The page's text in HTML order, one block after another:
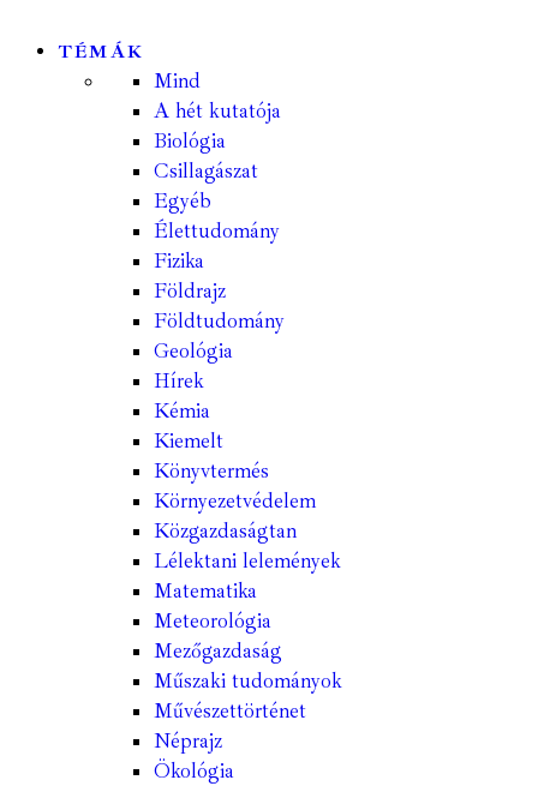
TÉMÁK
Mind
A hét kutatója
Biológia
Csillagászat
Egyéb
Élettudomány
Fizika
Földrajz
Földtudomány
Geológia
Hírek
Kémia
Kiemelt
Könyvtermés
Környezetvédelem
Közgazdaságtan
Lélektani lelemények
Matematika
Meteorológia
Mezőgazdaság
Műszaki tudományok
Művészettörténet
Néprajz
Ökológia